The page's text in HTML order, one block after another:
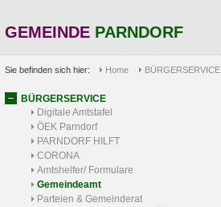
GEMEINDE PARNDORF
Sie befinden sich hier: Home BÜRGERSERVICE
BÜRGERSERVICE
Digitale Amtstafel
ÖEK Parndorf
PARNDORF HILFT
CORONA
Amtshelfer/ Formulare
Gemeindeamt
Parteien & Gemeinderat